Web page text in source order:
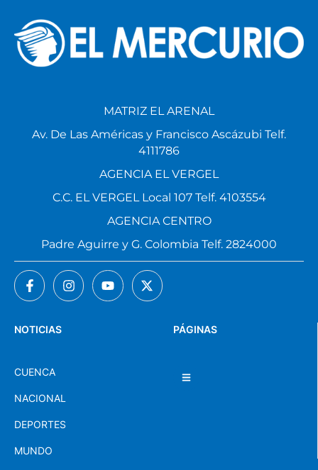
PÁGINAS
NOTICIAS
CUENCA
NACIONAL
DEPORTES
MUNDO
MATRIZ EL ARENAL
Av. De Las Américas y Francisco Ascázubi Telf.
4111786
AGENCIA EL VERGEL
C.C. EL VERGEL Local 107 Telf. 4103554
AGENCIA CENTRO
Padre Aguirre y G. Colombia Telf. 2824000